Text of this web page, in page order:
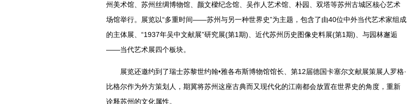
州美术馆、苏州丝绸博物馆、颜文樑纪念馆、吴作人艺术馆、朴园、双塔等苏州古城区核心艺术
场馆举行。展览以“多重时间——苏州与另一种世界史”为主题，包含了由40位中外当代艺术家组成
的主体展、“1937年吴中文献展”研究展(第1期)、近代苏州历史图像史料展(第1期)、与园林邂逅
——当代艺术展四个板块。
展览还邀约到了瑞士苏黎世约翰•雅各布斯博物馆馆长、第12届德国卡塞尔文献展策展人罗格·
比格尔作为外方策划人，期冀将苏州这座古典而又现代化的江南都会放置在世界史的角度，重新
诠释苏州的文化属性。